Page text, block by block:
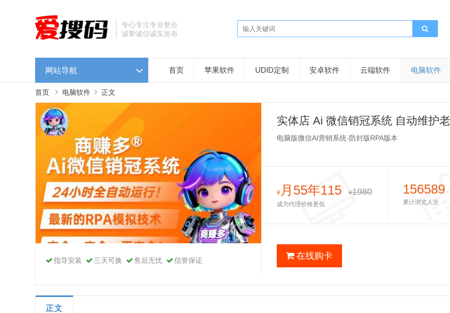
专心专注专业整合
诚挚诚信诚实发布
网站导航 首页 苹果软件 UDID定制 安卓软件 云端软件 电脑软件
首页 电脑软件 正文
指导安装 三天可换 售后无忧 信誉保证
实体店 Ai 微信销冠系统 自动维护
电脑版微信AI营销系统-防封版RPA版本
¥月55年115 ¥1980
成为代理价格更低
156589
累计浏览人次
在线购卡
正文